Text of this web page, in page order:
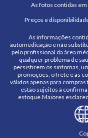
As fotos contidas
Preços e
As informações
automedicação e não
pelo profissional da área
qualquer problema de
persistirem os sintomas,
promoções, o frete e as
válidos apenas para
estão sujeitos à
estoque.Maiores